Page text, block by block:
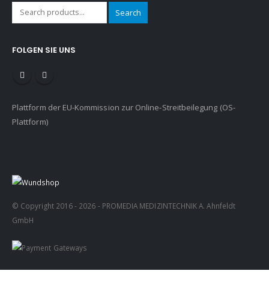
Search
FOLGEN SIE UNS
Plattform der EU-Kommission zur Online-Streitbeilegung (OS-
Plattform)
© Copyright 2016 - 2026 - PROMEDIA MEDIZINTECHNIK A. Ahnfeldt
GmbH